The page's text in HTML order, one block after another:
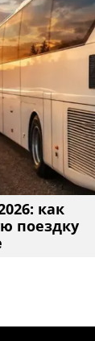
как
поездку